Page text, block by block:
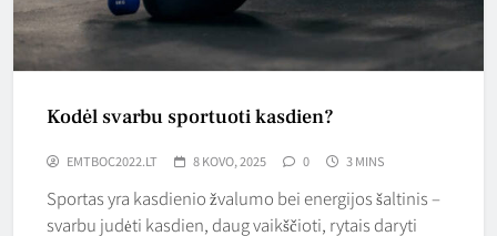
Kodėl svarbu sportuoti kasdien?
EMTBOC2022.LT 8 KOVO, 2025 0 3 MINS
Sportas yra kasdienio žvalumo bei energijos šaltinis –
svarbu judėti kasdien, daug vaikščioti, rytais daryti